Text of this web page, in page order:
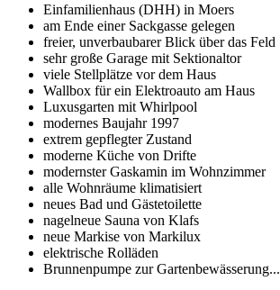
Einfamilienhaus (DHH) in Moers
am Ende einer Sackgasse gelegen
freier, unverbaubarer Blick über das Feld
sehr große Garage mit Sektionaltor
viele Stellplätze vor dem Haus
Wallbox für ein Elektroauto am Haus
Luxusgarten mit Whirlpool
modernes Baujahr 1997
extrem gepflegter Zustand
moderne Küche von Drifte
modernster Gaskamin im Wohnzimmer
alle Wohnräume klimatisiert
neues Bad und Gästetoilette
nagelneue Sauna von Klafs
neue Markise von Markilux
elektrische Rolläden
Brunnenpumpe zur Gartenbewässerung...